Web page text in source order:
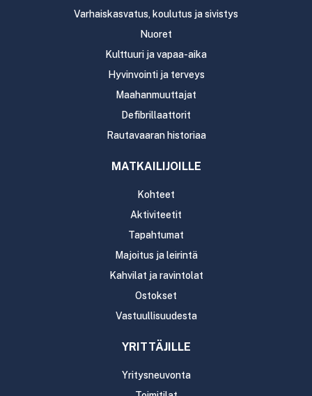
Varhaiskasvatus, koulutus ja sivistys
Nuoret
Kulttuuri ja vapaa-aika
Hyvinvointi ja terveys
Maahanmuuttajat
Defibrillaattorit
Rautavaaran historiaa
MATKAILIJOILLE
Kohteet
Aktiviteetit
Tapahtumat
Majoitus ja leirintä
Kahvilat ja ravintolat
Ostokset
Vastuullisuudesta
YRITTÄJILLE
Yritysneuvonta